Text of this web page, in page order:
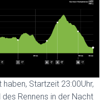
Startzeit 23:00Uhr,
Rennens in der Nacht